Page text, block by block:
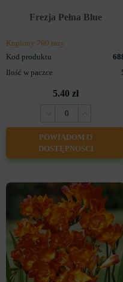
Frezja Pełna Blue
Kupiony 700 razy
Kod produktu
Ilość w paczce
5.40 zł
POWIADOM O
DOSTĘPNOŚCI